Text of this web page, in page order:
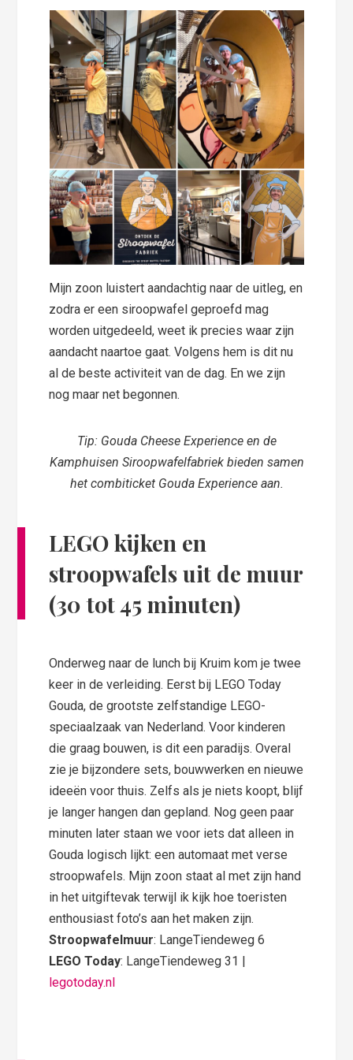
Mijn zoon luistert aandachtig naar de uitleg, en
zodra er een siroopwafel geproefd mag
worden uitgedeeld, weet ik precies waar zijn
aandacht naartoe gaat. Volgens hem is dit nu
al de beste activiteit van de dag. En we zijn
nog maar net begonnen.
Tip: Gouda Cheese Experience en de
Kamphuisen Siroopwafelfabriek bieden samen
het combiticket Gouda Experience aan.
LEGO kijken en
stroopwafels uit de muur
(30 tot 45 minuten)
Onderweg naar de lunch bij Kruim kom je twee
keer in de verleiding. Eerst bij LEGO Today
Gouda, de grootste zelfstandige LEGO-
speciaalzaak van Nederland. Voor kinderen
die graag bouwen, is dit een paradijs. Overal
zie je bijzondere sets, bouwwerken en nieuwe
ideeën voor thuis. Zelfs als je niets koopt, blijf
je langer hangen dan gepland. Nog geen paar
minuten later staan we voor iets dat alleen in
Gouda logisch lijkt: een automaat met verse
stroopwafels. Mijn zoon staat al met zijn hand
in het uitgiftevak terwijl ik kijk hoe toeristen
enthousiast foto’s aan het maken zijn.
Stroopwafelmuur: LangeTiendeweg 6
LEGO Today: LangeTiendeweg 31 |
legotoday.nl